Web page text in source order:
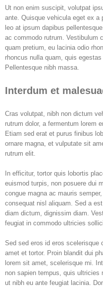
Ut non enim suscipit, volutpat
ante. Quisque vehicula eget ex a
leo at ipsum dapibus
ac commodo rutrum. Vestibulum
quam pretium, eu lacinia odio
rhoncus nulla quam, quis
Pellentesque nibh massa.
Interdum et
Cras volutpat, nibh non dictum
rutrum dolor, a fermentum lorem
Etiam sed erat et purus finibus
ornare magna, et vulputate sit
rutrum elit.
In efficitur, tortor quis lobortis
euismod turpis, non posuere dui
congue magna ac mauris
consequat nisl aliquam. Sed a
diam dictum, dignissim diam.
feugiat in commodo ultricies
Sed sed eros id eros scelerisque
amet et tortor. Proin blandit dui
lorem sit amet, scelerisque mi.
non sapien tempus, quis ultricies
ut nibh eu ante feugiat lacinia.